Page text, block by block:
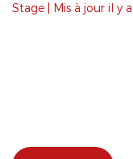
Stage | Mis à jour il y